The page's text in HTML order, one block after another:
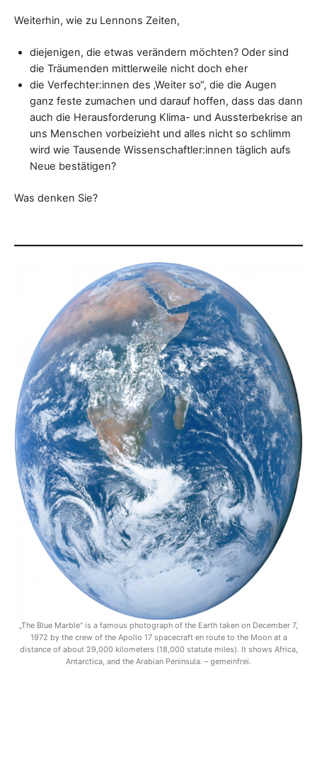
Weiterhin, wie zu Lennons Zeiten,
diejenigen, die etwas verändern möchten? Oder sind
die Träumenden mittlerweile nicht doch eher
die Verfechter:innen des ‚Weiter so“, die die Augen
ganz feste zumachen und darauf hoffen, dass das dann
auch die Herausforderung Klima- und Aussterbekrise an
uns Menschen vorbeizieht und alles nicht so schlimm
wird wie Tausende Wissenschaftler:innen täglich aufs
Neue bestätigen?
Was denken Sie?
„The Blue Marble“ is a famous photograph of the Earth taken on December 7,
1972 by the crew of the Apollo 17 spacecraft en route to the Moon at a
distance of about 29,000 kilometers (18,000 statute miles). It shows Africa,
Antarctica, and the Arabian Peninsula. – gemeinfrei.